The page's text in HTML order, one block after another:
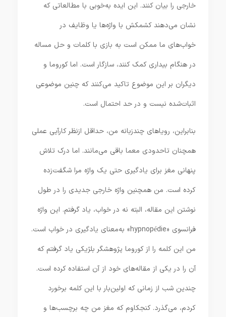
خارجی را بیان کنند. این ایده به‌خوبی با مطالعاتی که
نشان می‌دهند کشمکش با واژه‌ها یا وظایف در
خواب‌های ما ممکن است به بازی با کلمات و حل مساله
در هنگام بیداری کمک کنند، سازگار است. اما کوروما و
دیگران بر این موضوع تاکید می‌کنند که چنین موضوعی
اثبات‌شده نیست و در حد احتمال است.
بنابراین، رویاهای چندزبانه من، حداقل ازنظر کارآیی عملی
همچنان تاحدودی معما باقی می‌مانند. اما درک تلاش
پنهانی مغز برای یادگیری حتی یک واژه مرا شگفت‌زده
کرده است. من همچنین واژه خارجی جدیدی را در طول
نوشتن این مقاله، البته نه در خواب، یاد گرفتم. این واژه
فرانسوی «hypnopédie» به‌معنای یادگیری در خواب است.
من این کلمه را از کوروما پژوهشگر بلژیکی یاد گرفتم که
آن را در یکی از مقاله‌های خود از آن استفاده کرده است.
چندین شب از زمانی که اولین‌بار با این کلمه برخورد
کردم، می‌گذرد. کنجکاوم که مغز من چه برچسب‌ها و